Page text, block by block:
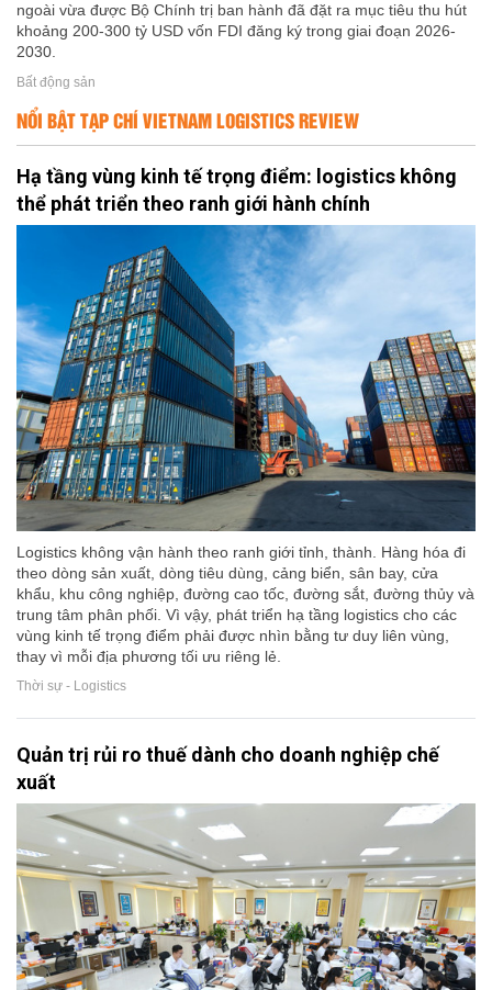
ngoài vừa được Bộ Chính trị ban hành đã đặt ra mục tiêu thu hút
khoảng 200-300 tỷ USD vốn FDI đăng ký trong giai đoạn 2026-
2030.
Bất động sản
NỔI BẬT TẠP CHÍ VIETNAM LOGISTICS REVIEW
Hạ tầng vùng kinh tế trọng điểm: logistics không
thể phát triển theo ranh giới hành chính
Logistics không vận hành theo ranh giới tỉnh, thành. Hàng hóa đi
theo dòng sản xuất, dòng tiêu dùng, cảng biển, sân bay, cửa
khẩu, khu công nghiệp, đường cao tốc, đường sắt, đường thủy và
trung tâm phân phối. Vì vậy, phát triển hạ tầng logistics cho các
vùng kinh tế trọng điểm phải được nhìn bằng tư duy liên vùng,
thay vì mỗi địa phương tối ưu riêng lẻ.
Thời sự - Logistics
Quản trị rủi ro thuế dành cho doanh nghiệp chế
xuất